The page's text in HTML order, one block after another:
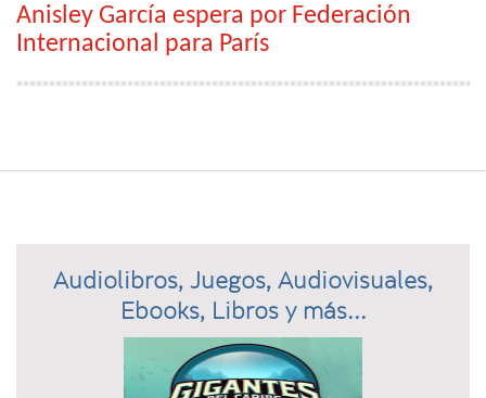
Anisley García espera por Federación
Internacional para París
Audiolibros, Juegos, Audiovisuales,
Ebooks, Libros y más...